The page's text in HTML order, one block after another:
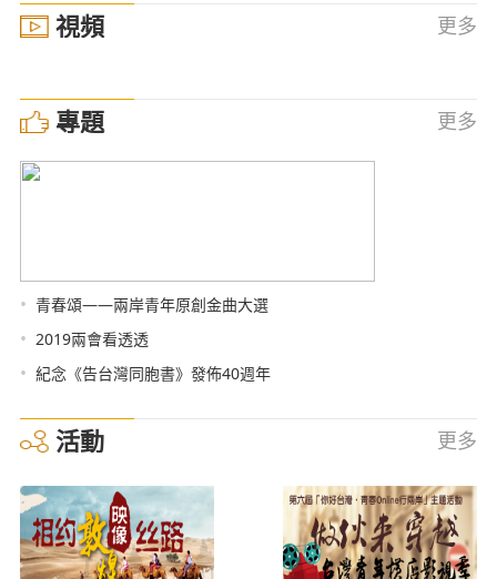
視頻 更多
專題 更多
• 青春頌——兩岸青年原創金曲大選
• 2019兩會看透透
• 紀念《告台灣同胞書》發佈40週年
活動 更多